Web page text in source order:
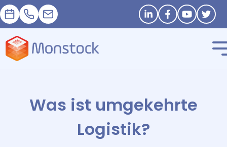
Termin+33 1 83 62 25 41
contact@monstock.net Stay in touch
Was ist umgekehrte
Logistik?